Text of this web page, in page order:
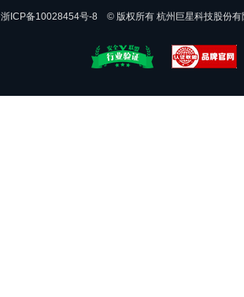
浙ICP备10028454号-8 © 版权所有 杭州巨星科技股份